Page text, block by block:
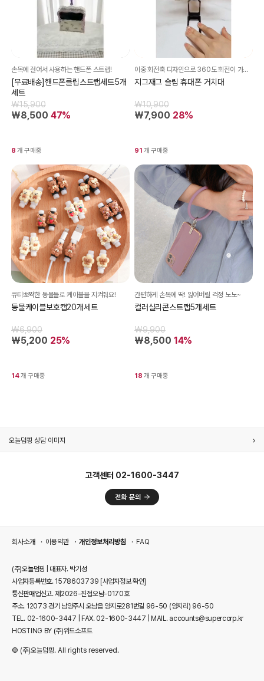
손목에 걸어서 사용하는 핸드폰 스트랩!
[무료배송]핸드폰클립스트랩세트5개
세트
₩15,900
₩8,500 47%
8 개 구매중
이중 회전축 디자인으로 360도 회전이 가능해 사용자가 원하는 각도와 높낮이에 맞춰 이리저리 돌리고, 접었다 폈다가 다양한 각도조절 기능!
지그재그 슬림 휴대폰 거치대
₩10,900
₩7,900 28%
91 개 구매중
큐티뽀짝한 동물들로 케이블을 지켜줘요!
동물케이블보호캡20개세트
₩6,900
₩5,200 25%
14개 구매중
간편하게 손목에 딱! 잃어버릴 걱정 노노~
컬러실리콘스트랩5개세트
₩9,900
₩8,500 14%
18 개 구매중
고객센터 02-1600-3447
회사소개 이용약관 개인정보처리방침 FAQ
(주)오늘덤핑 | 대표자. 박기성
사업자등록번호. 1578603739 [사업자정보 확인]
통신판매업신고. 제2026-진접오남-0170호
주소. 12073 경기 남양주시 오남읍 양지로281번길 96-50 (양지리) 96-50
TEL. 02-1600-3447 | FAX. 02-1600-3447 | MAIL. accounts@supercorp.kr
HOSTING BY (주)위드소프트
© (주)오늘덤핑. All rights reserved.